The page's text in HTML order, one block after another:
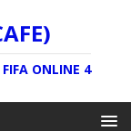
ONLINE 4